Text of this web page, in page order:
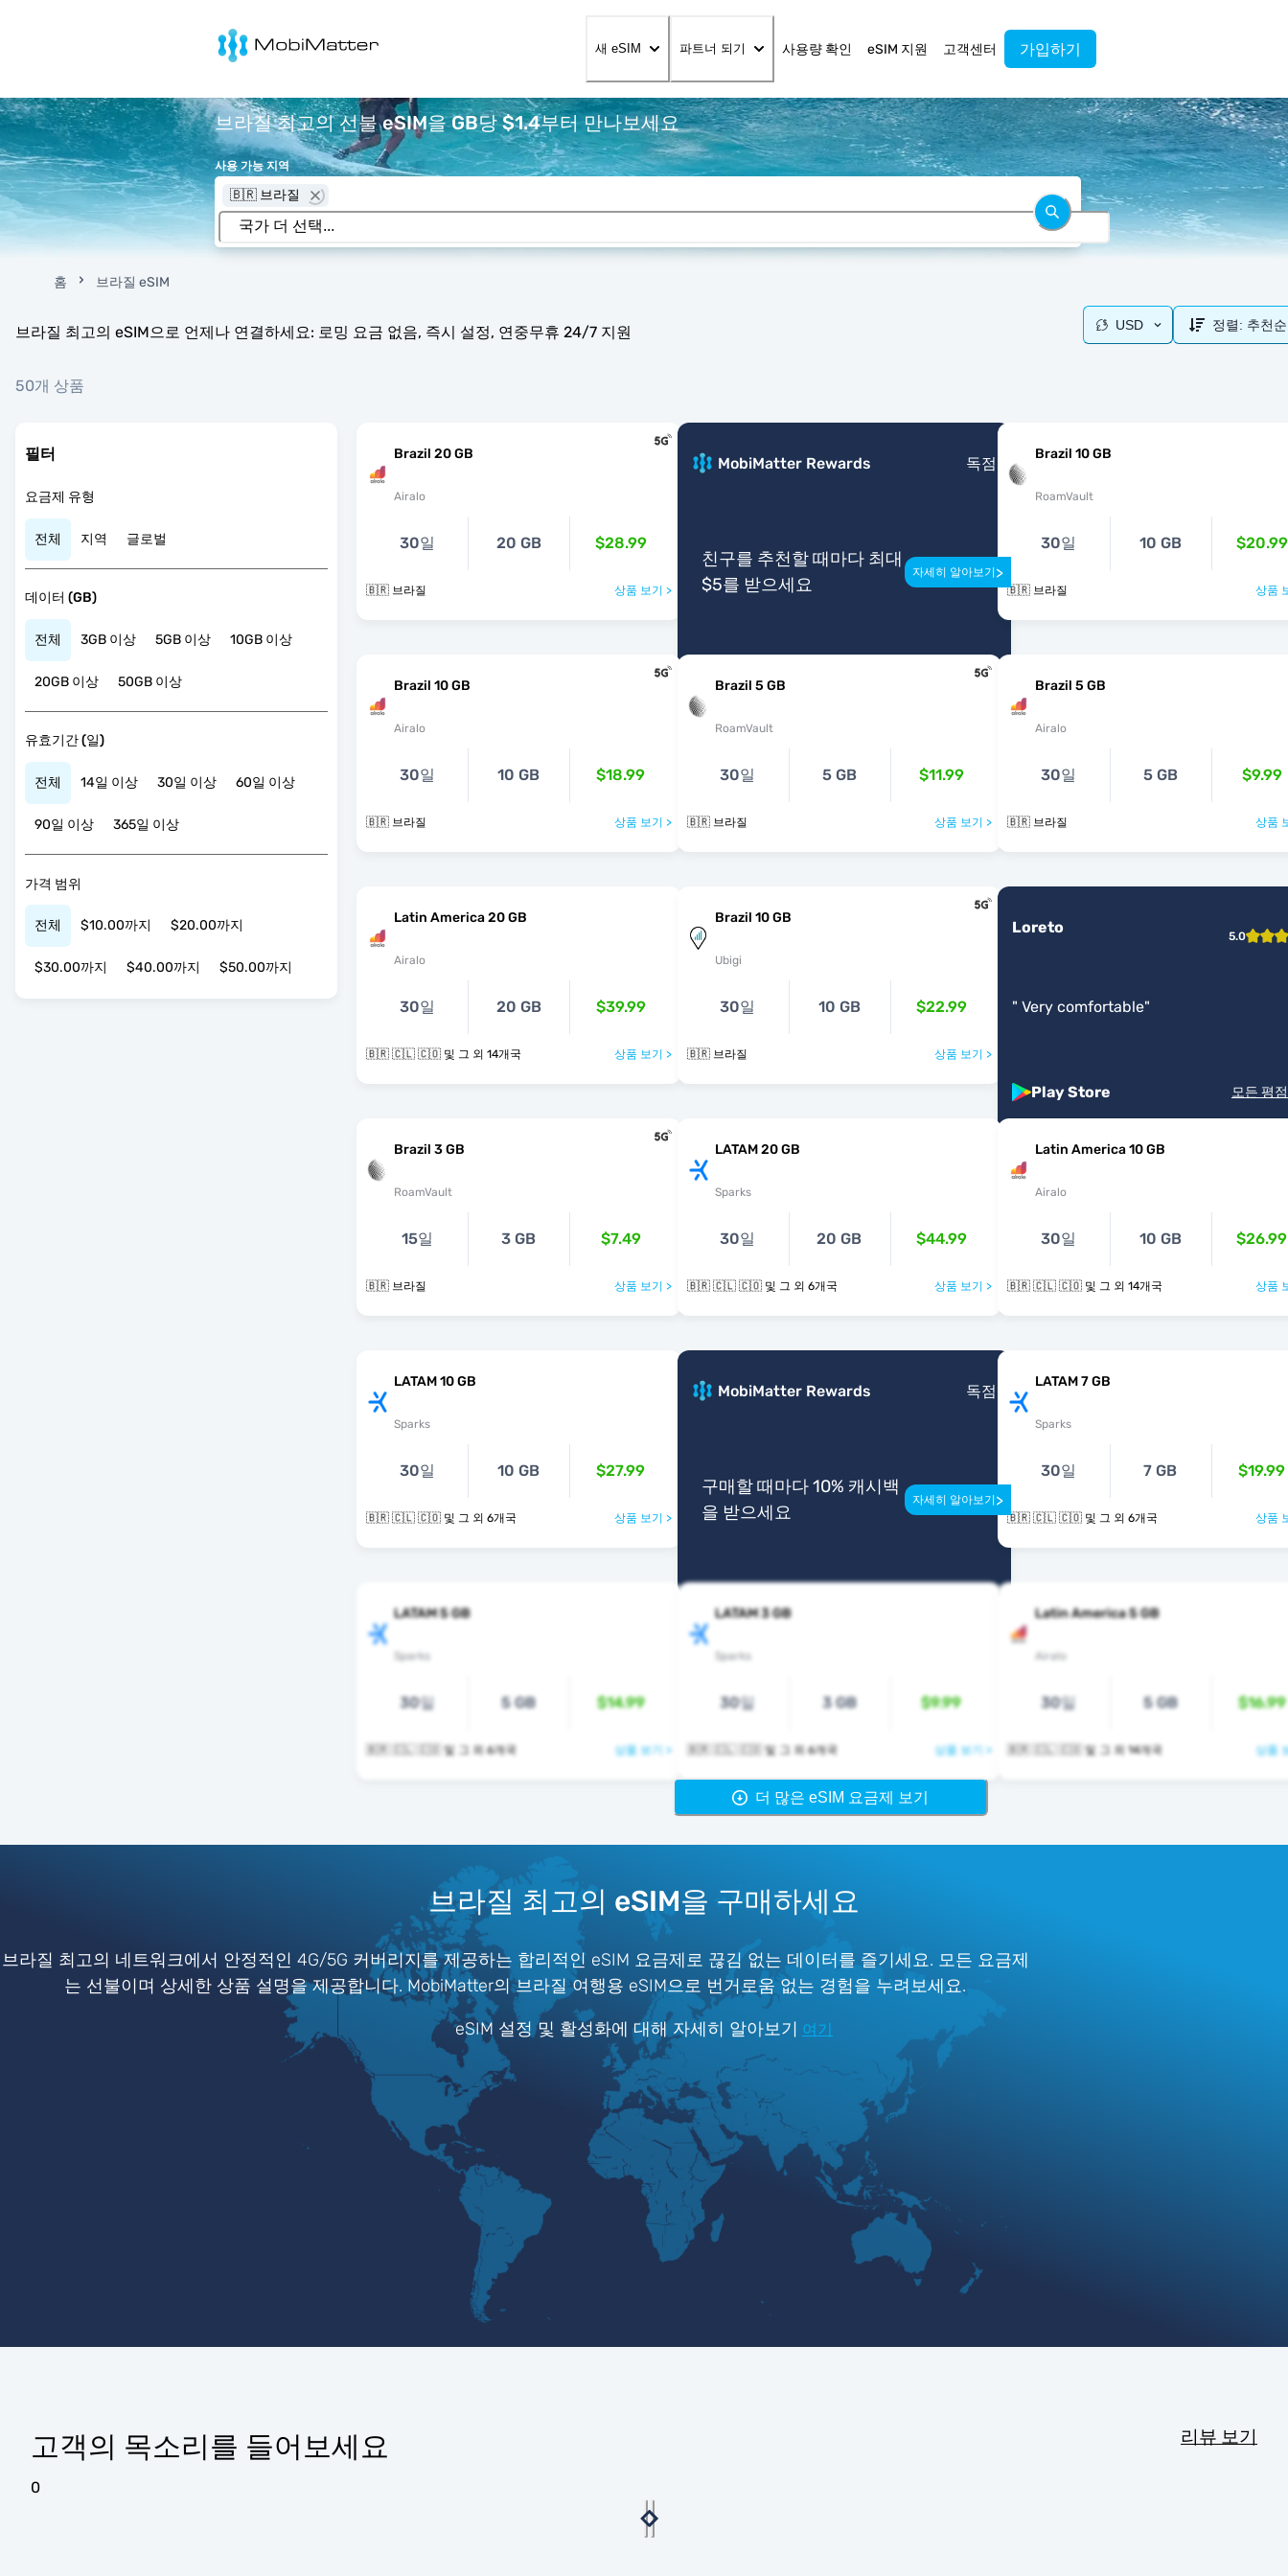
MobiMatter
새 eSIM 파트너 되기 사용량 확인 eSIM 지원 고객센터 가입하기
브라질 최고의 선불 eSIM을 GB당 $1.4부터 만나보세요
사용 가능 지역
🇧🇷 브라질
홈 브라질 eSIM
브라질 최고의 eSIM으로 언제나 연결하세요: 로밍 요금 없음, 즉시 설정, 연중무휴 24/7 지원
50개 상품
USD 정렬: 추천순
필터
요금제 유형
전체 지역 글로벌
데이터 (GB)
전체 3GB 이상 5GB 이상 10GB 이상
20GB 이상 50GB 이상
유효기간 (일)
전체 14일 이상 30일 이상 60일 이상
90일 이상 365일 이상
가격 범위
전체 $10.00까지 $20.00까지
$30.00까지 $40.00까지 $50.00까지
Brazil 20 GB
Airalo
30일 20 GB $28.99
🇧🇷 브라질 상품 보기 >
MobiMatter Rewards 독점
친구를 추천할 때마다 최대
$5를 받으세요
자세히 알아보기 >
Brazil 10 GB
RoamVault
30일 10 GB $20.99
🇧🇷 브라질 상품
Brazil 10 GB
Airalo
30일 10 GB $18.99
🇧🇷 브라질 상품 보기 >
Brazil 5 GB
RoamVault
30일 5 GB $11.99
🇧🇷 브라질 상품 보기 >
Brazil 5 GB
Airalo
30일 5 GB $9.99
🇧🇷 브라질 상품
Latin America 20 GB
Airalo
30일 20 GB $39.99
🇧🇷 🇨🇱 🇨🇴 및 그 외 14개국 상품 보기 >
Brazil 10 GB
Ubigi
30일 10 GB $22.99
🇧🇷 브라질 상품 보기 >
Loreto 5.0
" Very comfortable"
Play Store 모든 평
Brazil 3 GB
RoamVault
15일 3 GB $7.49
🇧🇷 브라질 상품 보기 >
LATAM 20 GB
Sparks
30일 20 GB $44.99
🇧🇷 🇨🇱 🇨🇴 및 그 외 6개국 상품 보기 >
Latin America 10 GB
Airalo
30일 10 GB $26.99
🇧🇷 🇨🇱 🇨🇴 및 그 외 14개국 상품
LATAM 10 GB
Sparks
30일 10 GB $27.99
🇧🇷 🇨🇱 🇨🇴 및 그 외 6개국 상품 보기 >
MobiMatter Rewards 독점
구매할 때마다 10% 캐시백
을 받으세요
자세히 알아보기 >
LATAM 7 GB
Sparks
30일 7 GB $19.99
🇧🇷 🇨🇱 🇨🇴 및 그 외 6개국 상품
LATAM 5 GB
Sparks
30일 5 GB $14.99
🇧🇷 🇨🇱 🇨🇴 및 그 외 6개국 상품 보기 >
LATAM 3 GB
Sparks
30일 3 GB $9.99
🇧🇷 🇨🇱 🇨🇴 및 그 외 6개국 상품 보기 >
Latin America 5 GB
Airalo
30일 5 GB $16.99
🇧🇷 🇨🇱 🇨🇴 및 그 외 14개국 상품
더 많은 eSIM 요금제 보기
브라질 최고의 eSIM을 구매하세요
브라질 최고의 네트워크에서 안정적인 4G/5G 커버리지를 제공하는 합리적인 eSIM 요금제로 끊김 없는 데이터를 즐기세요. 모든 요금제
는 선불이며 상세한 상품 설명을 제공합니다. MobiMatter의 브라질 여행용 eSIM으로 번거로움 없는 경험을 누려보세요.
eSIM 설정 및 활성화에 대해 자세히 알아보기 여기
고객의 목소리를 들어보세요 리뷰 보기
0